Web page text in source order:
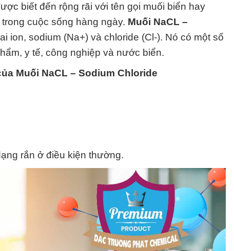
biết đến rộng rãi với tên gọi muối biển hay
cuộc sống hàng ngày. Muối NaCL –
ion, sodium (Na+) và chloride (Cl-). Nó có một số
y tế, công nghiệp và nước biển.
Muối NaCL – Sodium Chloride
rắn ở điều kiện thường.